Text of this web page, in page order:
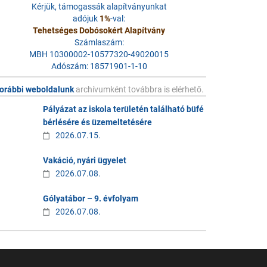
Kérjük, támogassák alapítványunkat
adójuk 1%-val:
Tehetséges Dobósokért Alapítvány
Számlaszám:
MBH 10300002-10577320-49020015
Adószám: 18571901-1-10
weboldalunk archívumként továbbra is elérhető.
Pályázat az iskola területén található büfé
bérlésére és üzemeltetésére
2026.07.15.
Vakáció, nyári ügyelet
2026.07.08.
Gólyatábor – 9. évfolyam
2026.07.08.